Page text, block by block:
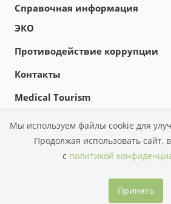
Мы используем файлы cookie для
Продолжая использовать сайт,
с политикой
Принять
Справочная информация
ЭКО
Противодействие коррупции
Контакты
Medical Tourism
Новости
Политика конфиденциальности